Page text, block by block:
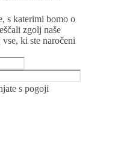
s katerimi bomo o
zgolj naše
ki ste naročeni
s pogoji